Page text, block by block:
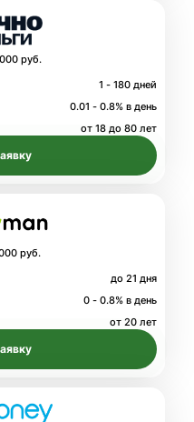
руб.
1 - 180 дней
0.01 - 0.8% в день
от 18 до 80 лет
руб.
до 21 дня
0 - 0.8% в день
от 20 лет